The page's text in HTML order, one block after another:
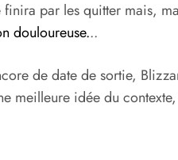
par les quitter mais,
douloureuse...
de date de sortie,
meilleure idée du